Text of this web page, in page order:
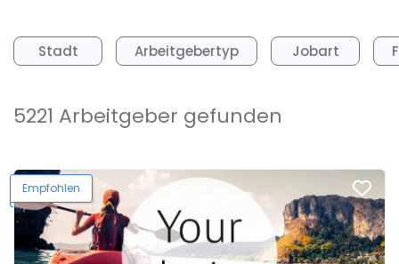
Stadt Arbeitgebertyp Jobart
5221 Arbeitgeber gefunden
Empfohlen